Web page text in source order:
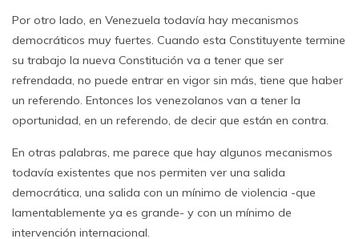
Por otro lado, en Venezuela todavía hay mecanismos
democráticos muy fuertes. Cuando esta Constituyente termine
su trabajo la nueva Constitución va a tener que ser
refrendada, no puede entrar en vigor sin más, tiene que haber
un referendo. Entonces los venezolanos van a tener la
oportunidad, en un referendo, de decir que están en contra.
En otras palabras, me parece que hay algunos mecanismos
todavía existentes que nos permiten ver una salida
democrática, una salida con un mínimo de violencia -que
lamentablemente ya es grande- y con un mínimo de
intervención internacional.